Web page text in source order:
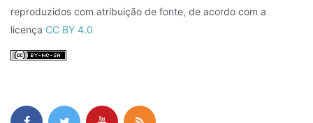
reproduzidos com atribuição de fonte, de acordo com a
licença CC BY 4.0